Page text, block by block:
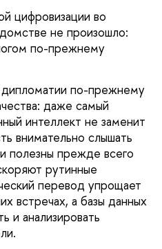
цифровизации во
не произошло:
по-прежнему
по-прежнему
даже самый
интеллект не заменит
внимательно слышать
полезны прежде всего
рутинные
перевод упрощает
встречах, а базы данных
и анализировать